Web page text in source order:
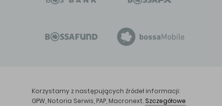
Korzystamy z następujących źródeł informacji:
GPW, Notoria Serwis, PAP, Macronext. Szczegółowe